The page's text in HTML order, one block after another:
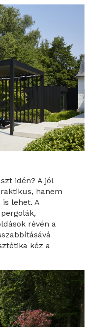
idén? A jól
hanem
lehet. A
révén a
kéz a